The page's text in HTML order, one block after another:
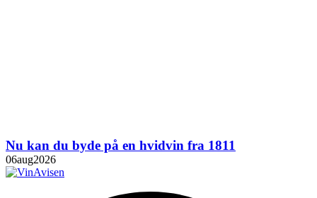
Nu kan du byde på en hvidvin fra 1811
06aug2026